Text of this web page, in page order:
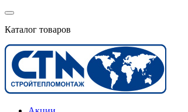
Каталог товаров